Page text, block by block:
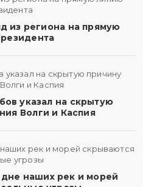
из региона на прямую
указал на скрытую
Волги и Каспия
наших рек и морей